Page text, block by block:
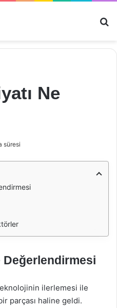
Ne
süresi
Değerlendirmesi
ilerlemesi ile
parçası haline geldi.